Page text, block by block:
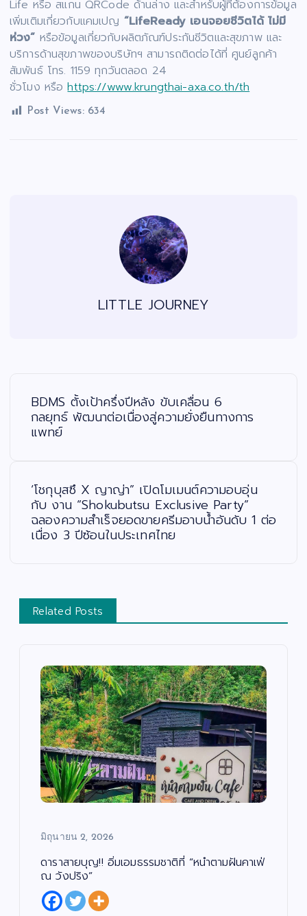
Life หรือ สแกน QRCode ด้านล่าง และสำหรับผู้ที่ต้องการข้อมูล
เพิ่มเติมเกี่ยวกับแคมเปญ “LifeReady เอนจอยชีวิตได้ ไม่มี
ห่วง” หรือข้อมูลเกี่ยวกับผลิตภัณฑ์ประกันชีวิตและสุขภาพ และ
บริการด้านสุขภาพของบริษัทฯ สามารถติดต่อได้ที่ ศูนย์ลูกค้า
สัมพันธ์ โทร. 1159 ทุกวันตลอด 24
ชั่วโมง หรือhttps://www.krungthai-axa.co.th/th
Post Views: 634
LITTLE JOURNEY
BDMS ตั้งเป้าครึ่งปีหลัง ขับเคลื่อน 6
กลยุทธ์ พัฒนาต่อเนื่องสู่ความยั่งยืนทางการ
แพทย์
‘โชกุบุสซึ X ญาญ่า” เปิดโมเมนต์ความอบอุ่น
กับ งาน “Shokubutsu Exclusive Party”
ฉลองความสำเร็จยอดขายครีมอาบน้ำอันดับ 1 ต่อ
เนื่อง 3 ปีซ้อนในประเทศไทย
Related Posts
มิถุนายน 2, 2026
ดาราสายบุญ!! อิ่มเอมธรรมชาติที่ “หนำตามฝันคาเฟ่
ณ วังปริง”